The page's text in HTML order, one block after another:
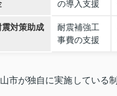
の導入支援
対策助成
耐震補強工
事費の支援
市が独自に実施している